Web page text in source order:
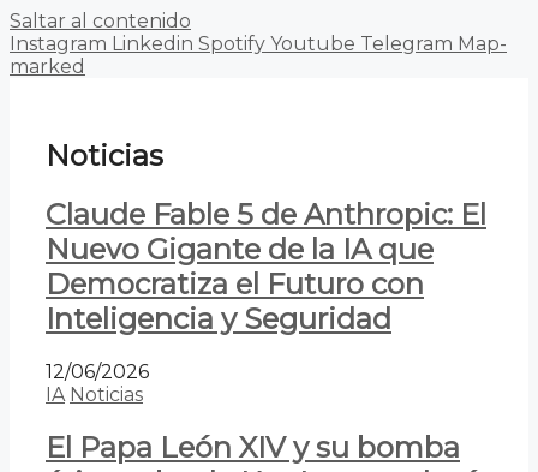
Saltar al contenido
Instagram Linkedin Spotify Youtube Telegram Map-
marked
Noticias
Claude Fable 5 de Anthropic: El
Nuevo Gigante de la IA que
Democratiza el Futuro con
Inteligencia y Seguridad
12/06/2026
IA Noticias
El Papa León XIV y su bomba